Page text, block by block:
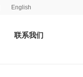
English
联系我们